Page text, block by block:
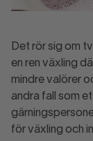
Det rör sig om
en ren växling
mindre valörer
andra fall som
för växling och